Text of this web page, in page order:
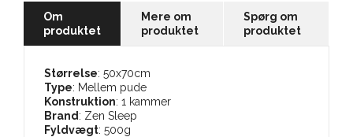
Om
produktet
Mere om
produktet
Spørg om
produktet
Størrelse: 50x70cm
Type: Mellem pude
Konstruktion: 1 kammer
Brand : Zen Sleep
Fyldvægt: 500g